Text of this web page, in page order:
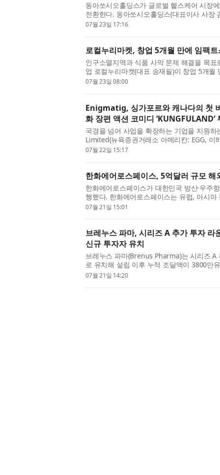
동아쏘시오홀딩스가 글로벌 헬스케어 시장
전환한다. 동아쏘시오홀딩스(대표이사 사장
자회사인 동아제약의 흡수합병을 결의했다
07월 23일 17:16
로컬누리마켓, 창업 5개월 만에 임팩
인구소멸지역과 식품 사막 문제 해결을 목
업 로컬누리마켓(대표 송재필)이 창업 5개
퀘어(대표 도현명)로부터 3억원 규모의 시
07월 23일 08:00
Enigmatig, 싱가포르와 캐나다의 첫
화 장편 액션 코미디 ‘KUNGFULAND’
국경을 넘어 사업을 확장하는 기업을 지원
Limited(뉴욕증권거래소 아메리칸: EGG,
공동 제작하는 첫 극영화 장편 액션 코미디
07월 22일 15:17
한화에어로스페이스, 5억달러 규모 해
한화에어로스페이스가 대한민국 방산·우주
행했다. 한화에어로스페이스는 유럽, 아시
딩·book building)을 진행해 5억달러(약
07월 21일 15:01
브레누스 파마, 시리즈 A 추가 투자
신규 투자자 유치
브레누스 파마(Brenus Pharma)는 시리즈
로 유치해 설립 이후 누적 조달액이 3800만
금 조달은 임상, 규제 및 사업 개발 이정표
07월 21일 14:20